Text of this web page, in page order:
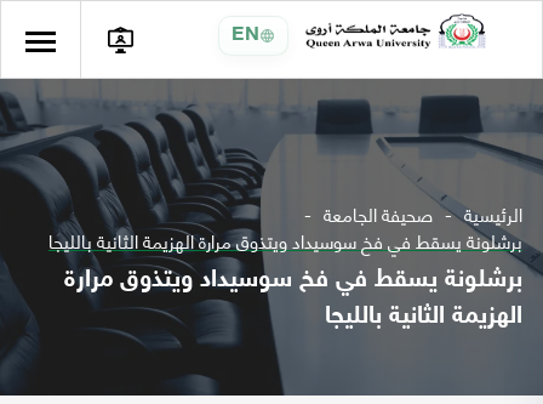
EN
الرئيسية صحيفة الجامعة
برشلونة يسقط في فخ سوسيداد ويتذوق مرارة الهزيمة الثانية بالليجا
برشلونة يسقط في فخ سوسيداد ويتذوق مرارة
الهزيمة الثانية بالليجا